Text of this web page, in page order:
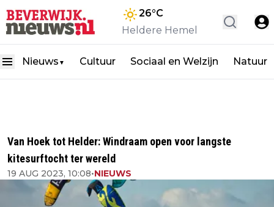
26°C
Heldere Hemel
Nieuws ▼ Cultuur Sociaal en Welzijn Natuur
Van Hoek tot Helder: Windraam open voor langste
kitesurftocht ter wereld
19 AUG 2023, 10:08•NIEUWS